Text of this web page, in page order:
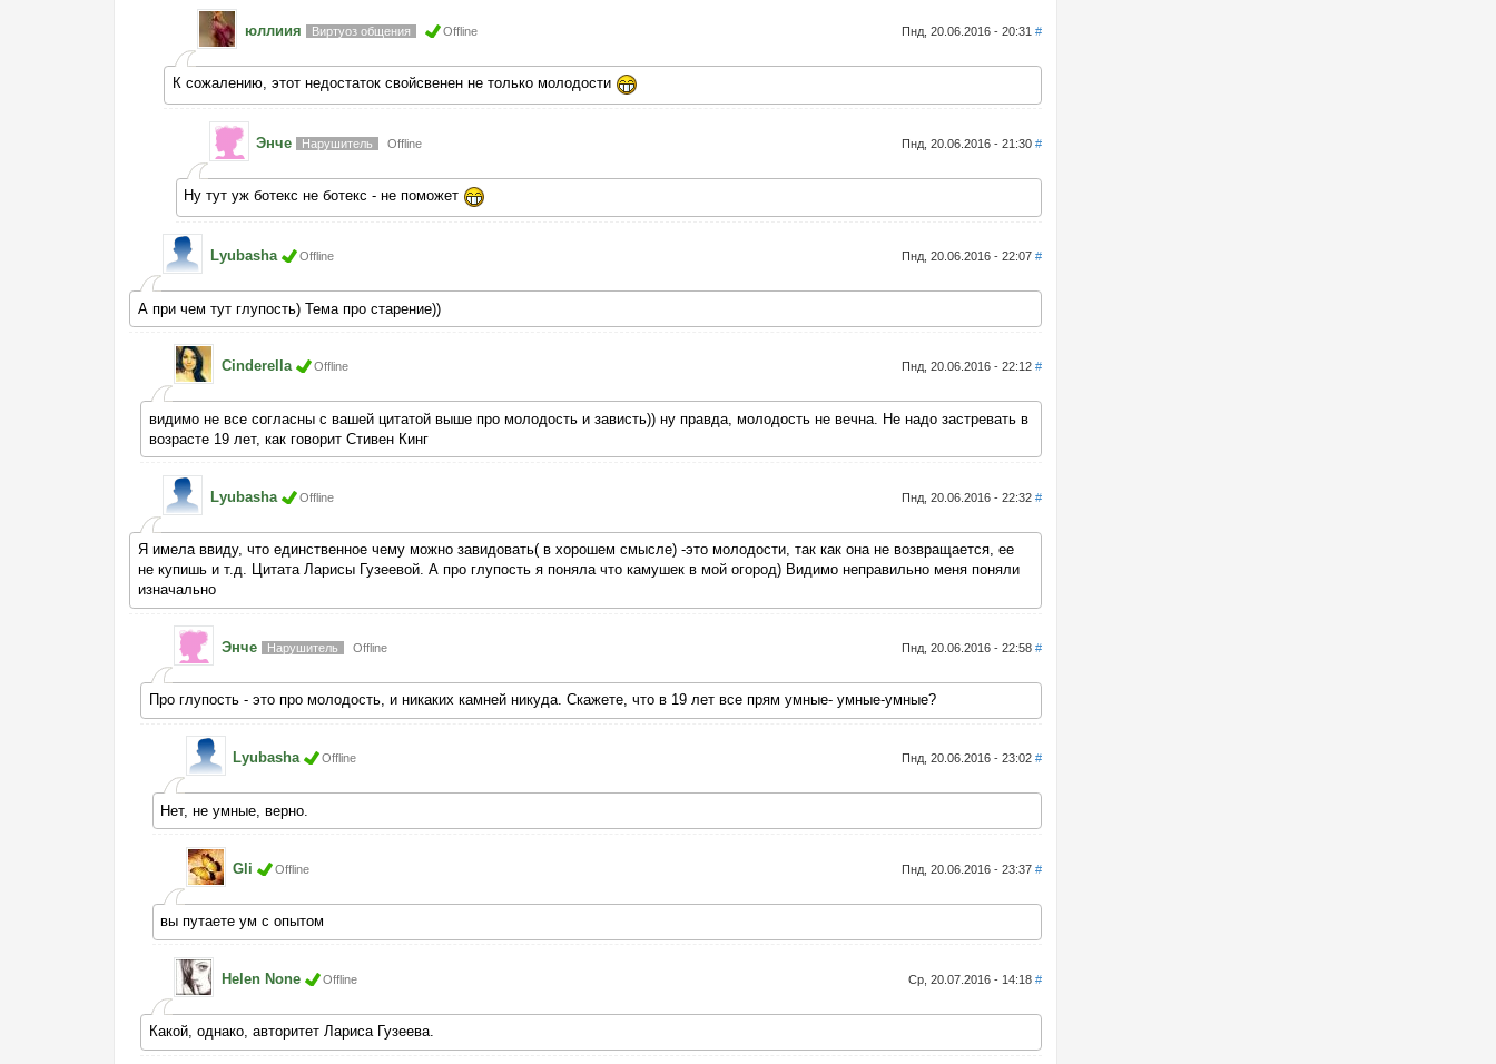
юллиия Виртуоз общения Offline Пнд, 20.06.2016 - 20:31 #
К сожалению, этот недостаток свойсвенен не только молодости
Энче Нарушитель Offline Пнд, 20.06.2016 - 21:30 #
Ну тут уж ботекс не ботекс - не поможет
Lyubasha Offline Пнд, 20.06.2016 - 22:07 #
А при чем тут глупость) Тема про старение))
Cinderella Offline Пнд, 20.06.2016 - 22:12 #
видимо не все согласны с вашей цитатой выше про молодость и зависть)) ну правда, молодость не вечна. Не надо застревать в
возрасте 19 лет, как говорит Стивен Кинг
Lyubasha Offline Пнд, 20.06.2016 - 22:32 #
Я имела ввиду, что единственное чему можно завидовать( в хорошем смысле) -это молодости, так как она не возвращается, ее
не купишь и т.д. Цитата Ларисы Гузеевой. А про глупость я поняла что камушек в мой огород) Видимо неправильно меня поняли
изначально
Энче Нарушитель Offline Пнд, 20.06.2016 - 22:58 #
Про глупость - это про молодость, и никаких камней никуда. Скажете, что в 19 лет все прям умные- умные-умные?
Lyubasha Offline Пнд, 20.06.2016 - 23:02 #
Нет, не умные, верно.
Gli Offline Пнд, 20.06.2016 - 23:37 #
вы путаете ум с опытом
Helen None Offline Ср, 20.07.2016 - 14:18 #
Какой, однако, авторитет Лариса Гузеева.